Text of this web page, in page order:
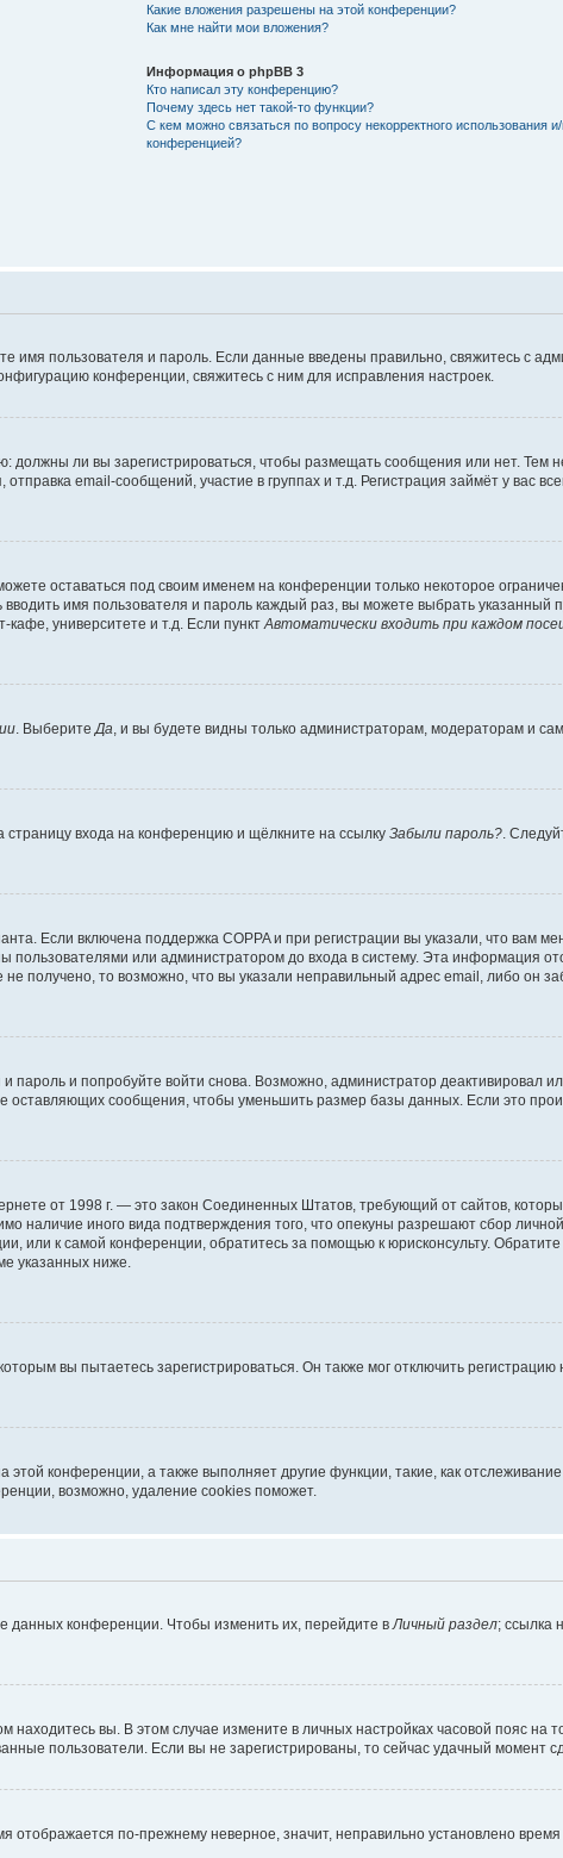
Какие вложения разрешены на этой конференции?
Как мне найти мои вложения?
Информация о phpBB 3
Кто написал эту конференцию?
Почему здесь нет такой-то функции?
С кем можно связаться по вопросу некорректного использования
конференцией?
имя пользователя и пароль. Если данные введены правильно, свяжитесь с
конференции, свяжитесь с ним для исправления настроек.
должны ли вы зарегистрироваться, чтобы размещать сообщения или нет. Тем
email-сообщений, участие в группах и т.д. Регистрация займёт у вас
оставаться под своим именем на конференции только некоторое
имя пользователя и пароль каждый раз, вы можете выбрать
университете и т.д. Если пункт Автоматически входить при каждом
. Выберите Да , и вы будете видны только администраторам, модераторам и
страницу входа на конференцию и щёлкните на ссылку Забыли пароль? .
Если включена поддержка COPPA и при регистрации вы указали, что вам
или администратором до входа в систему. Эта информация
получено, то возможно, что вы указали неправильный адрес email, либо он
и попробуйте войти снова. Возможно, администратор деактивировал
сообщения, чтобы уменьшить размер базы данных. Если это
от 1998 г. — это закон Соединенных Штатов, требующий от сайтов,
наличие иного вида подтверждения того, что опекуны разрешают сбор
или к самой конференции, обратитесь за помощью к юрисконсульту.
указанных ниже.
вы пытаетесь зарегистрироваться. Он также мог отключить
конференции, а также выполняет другие функции, такие, как
возможно, удаление cookies поможет.
данных конференции. Чтобы изменить их, перейдите в Личный раздел; ссылка
вы. В этом случае измените в личных настройках часовой пояс на
пользователи. Если вы не зарегистрированы, то сейчас удачный момент
отображается по-прежнему неверное, значит, неправильно установлено